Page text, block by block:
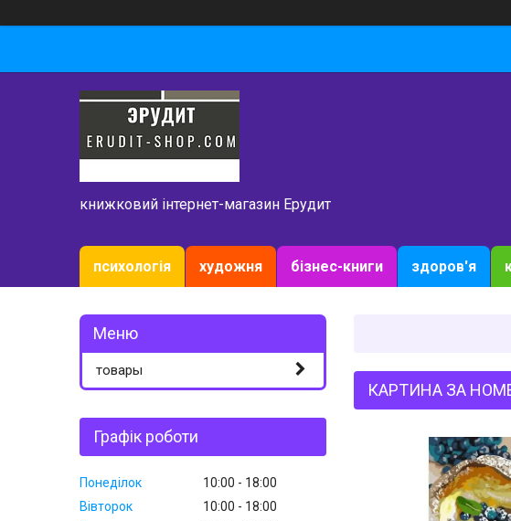
книжковий інтернет-магазин Ерудит
психологія художня бізнес-книги здоров'я
КАРТИНА ЗА
товары
Графік роботи
Понеділок 10:00
18:00
Вівторок
10:00
18:00